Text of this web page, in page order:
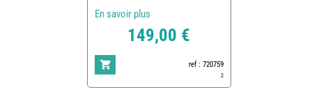
En savoir plus
149,00 €
ref : 720759
2